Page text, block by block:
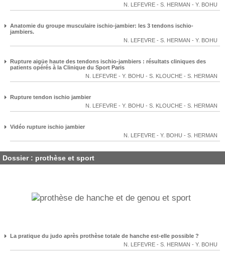
N. LEFEVRE - S. HERMAN - Y. BOHU
Anatomie du groupe musculaire ischio-jambier: les 3 tendons ischio-
jambiers.
N. LEFEVRE - S. HERMAN - Y. BOHU
Rupture aigüe haute des tendons ischio-jambiers : résultats cliniques des
patients opérés à la Clinique du Sport Paris
N. LEFEVRE - Y. BOHU - S. KLOUCHE - S. HERMAN
Rupture tendon ischio jambier
N. LEFEVRE - Y. BOHU - S. KLOUCHE - S. HERMAN
Vidéo rupture ischio jambier
N. LEFEVRE - Y. BOHU - S. HERMAN
Dossier : prothèse et sport
La pratique du judo après prothèse totale de hanche est-elle possible ?
N. LEFEVRE - S. HERMAN - Y. BOHU